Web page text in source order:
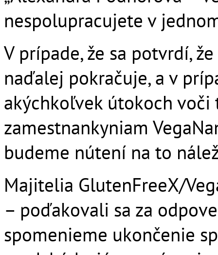
nespolupracujete v
V prípade, že sa potvrdí,
naďalej pokračuje, a v
akýchkoľvek útokoch
zamestnankyniam
budeme nútení na to
Majitelia GlutenFreeX/
– poďakovali sa za
spomenieme ukončenie